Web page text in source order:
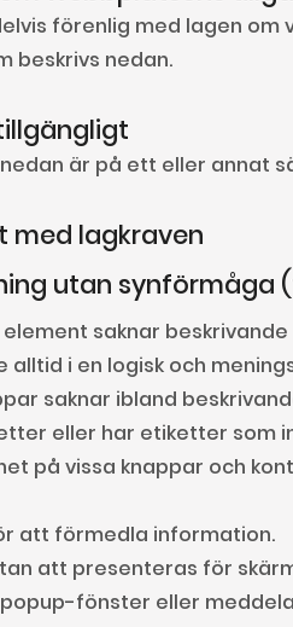
förenlig med lagen
beskrivs nedan.
är på ett eller annat
med lagkraven
utan synförmåga
element saknar
i en logisk och
saknar ibland
eller har etiketter som
på vissa knappar och
att förmedla information.
att presenteras för
fönster eller